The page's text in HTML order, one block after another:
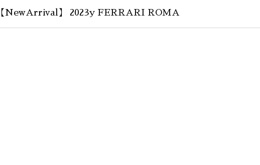
【NewArrival】 2023y FERRARI ROMA